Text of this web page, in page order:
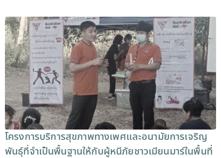
โครงการบริการสุขภาพทางเพศและอนามัยการเจริญ
พันธุ์ที่จำเป็นพื้นฐานให้กับผู้หนีภัยชาวเมียนมาร์ในพื้นที่